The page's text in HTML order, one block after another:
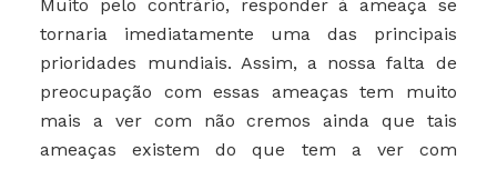
Muito pelo contrário, responder à ameaça se
tornaria imediatamente uma das principais
prioridades mundiais. Assim, a nossa falta de
preocupação com essas ameaças tem muito
mais a ver com não cremos ainda que tais
ameaças existem do que tem a ver com